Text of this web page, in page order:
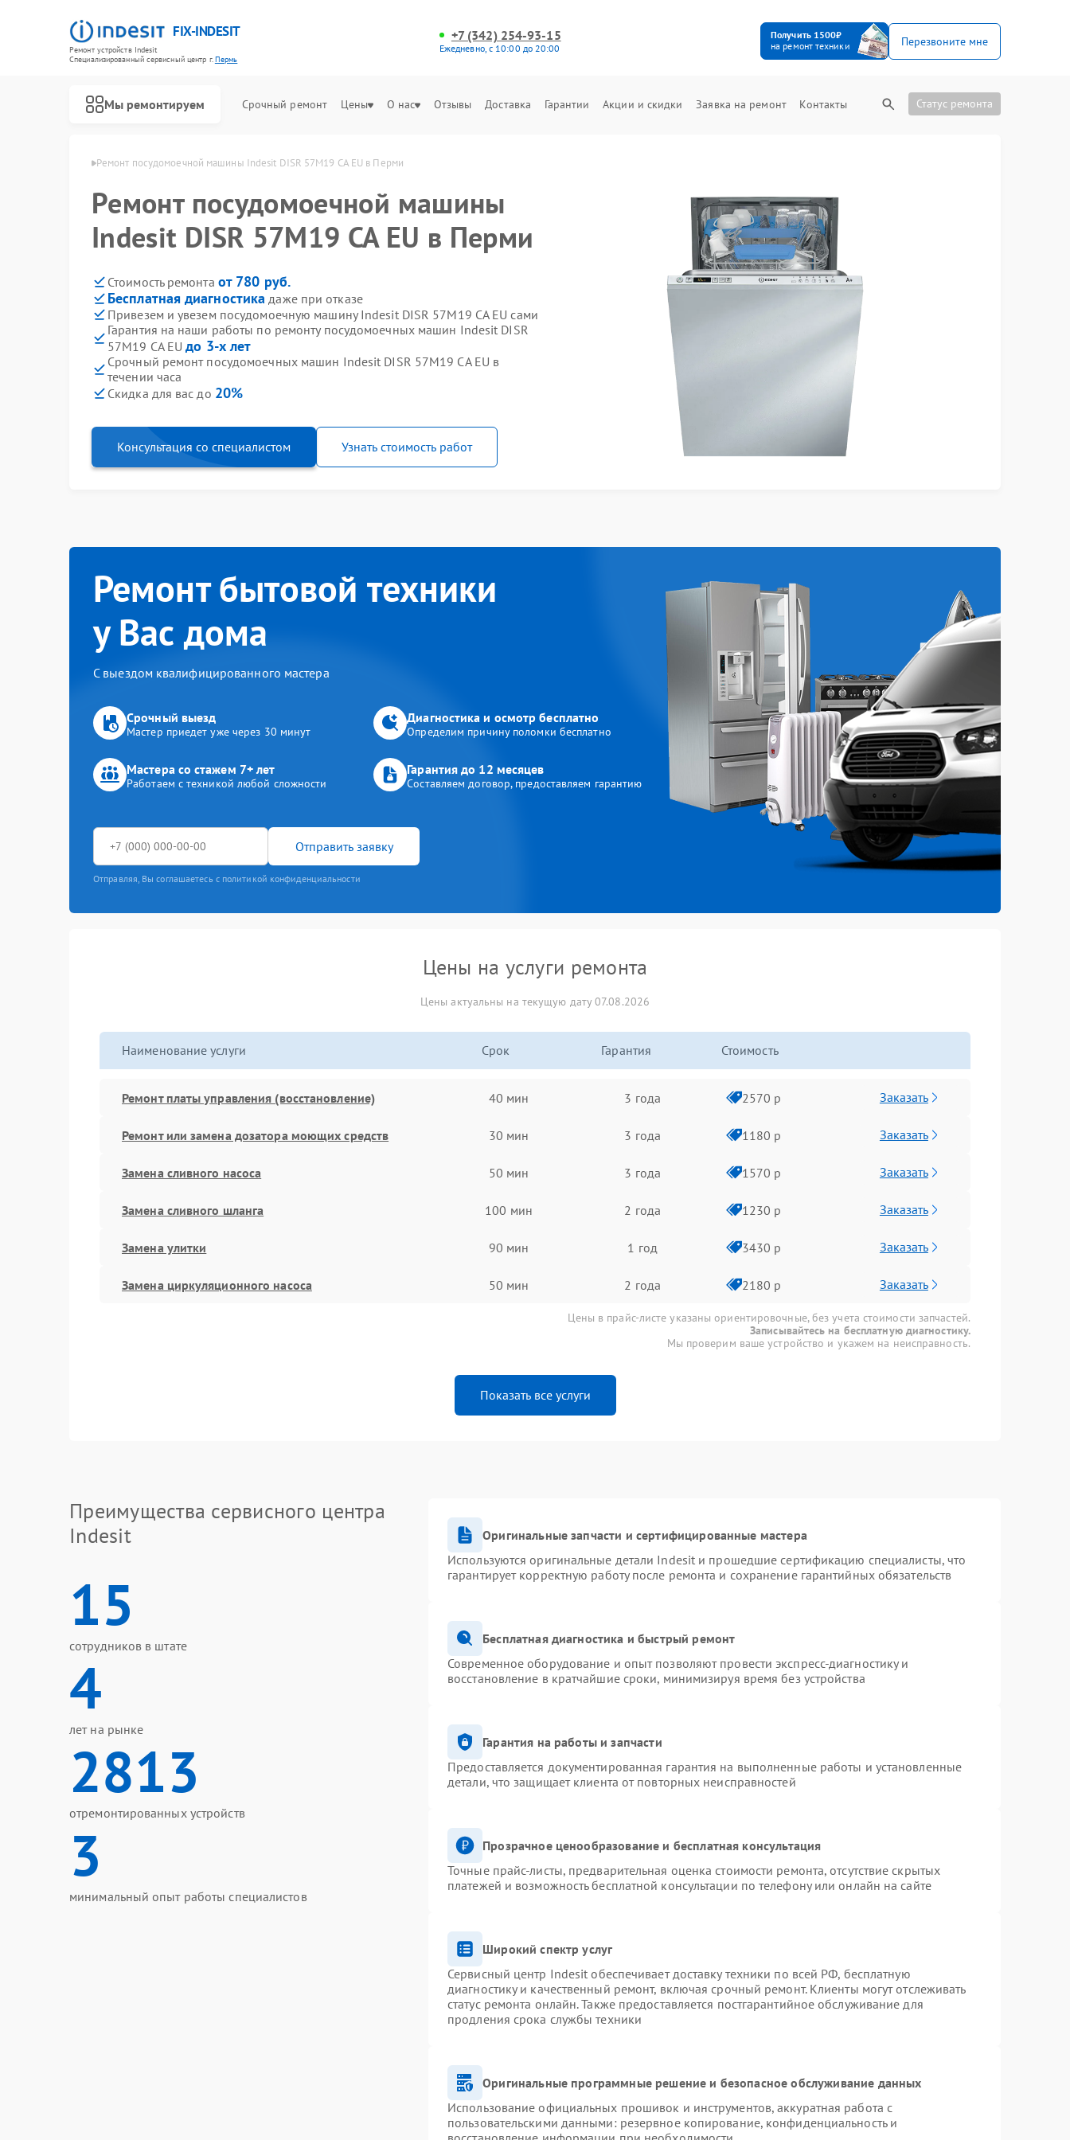
FIX-INDESIT
Ремонт устройств Indesit
Специализированный cервисный центр г.Пермь
+7 (342) 254-93-15
Ежедневно, с 10:00 до 20:00
Получить 1500₽
на ремонт техники
Перезвоните мне
Мы ремонтируем Срочный ремонт Цены О нас Отзывы Доставка Гарантии Акции и скидки Заявка на ремонт Контакты Статус ремонта
Ремонт посудомоечной машины Indesit DISR 57M19 CA EU в Перми
Ремонт посудомоечной машины
Indesit DISR 57M19 CA EU в Перми
Стоимость ремонта от 780 руб.
Бесплатная диагностика даже при отказе
Привезем и увезем посудомоечную машину Indesit DISR 57M19 CA EU сами
Гарантия на наши работы по ремонту посудомоечных машин Indesit DISR
57M19 CA EUдо 3-х лет
Срочный ремонт посудомоечных машин Indesit DISR 57M19 CA EU в
течении часа
Скидка для вас до 20%
Консультация со специалистом Узнать стоимость работ
Ремонт бытовой техники
у Вас дома
С выездом квалифицированного мастера
Срочный выезд
Мастер приедет уже через 30 минут
Диагностика и осмотр бесплатно
Определим причину поломки бесплатно
Мастера со стажем 7+ лет
Работаем с техникой любой сложности
Гарантия до 12 месяцев
Составляем договор, предоставляем гарантию
Отправить заявку
Отправляя, Вы соглашаетесь с политикой конфиденциальности
Цены на услуги ремонта
Цены актуальны на текущую дату 07.08.2026
Наименование услуги Срок Гарантия Стоимость
Ремонт платы управления (восстановление) 40 мин 3 года 2570 р Заказать
Ремонт или замена дозатора моющих средств 30 мин 3 года 1180 р Заказать
Замена сливного насоса 50 мин 3 года 1570 р Заказать
Замена сливного шланга 100 мин 2 года 1230 р Заказать
Замена улитки 90 мин 1 год 3430 р Заказать
Замена циркуляционного насоса 50 мин 2 года 2180 р Заказать
Цены в прайс-листе указаны ориентировочные, без учета стоимости запчастей.
Записывайтесь на бесплатную диагностику.
Мы проверим ваше устройство и укажем на неисправность.
Показать все услуги
Преимущества сервисного центра
Indesit
15
сотрудников в штате
4
лет на рынке
2813
отремонтированных устройств
3
минимальный опыт работы специалистов
Оригинальные запчасти и сертифицированные мастера
Используются оригинальные детали Indesit и прошедшие сертификацию специалисты, что
гарантирует корректную работу после ремонта и сохранение гарантийных обязательств
Бесплатная диагностика и быстрый ремонт
Современное оборудование и опыт позволяют провести экспресс-диагностику и
восстановление в кратчайшие сроки, минимизируя время без устройства
Гарантия на работы и запчасти
Предоставляется документированная гарантия на выполненные работы и установленные
детали, что защищает клиента от повторных неисправностей
Прозрачное ценообразование и бесплатная консультация
Точные прайс-листы, предварительная оценка стоимости ремонта, отсутствие скрытых
платежей и возможность бесплатной консультации по телефону или онлайн на сайте
Широкий спектр услуг
Сервисный центр Indesit обеспечивает доставку техники по всей РФ, бесплатную
диагностику и качественный ремонт, включая срочный ремонт. Клиенты могут отслеживать
статус ремонта онлайн. Также предоставляется постгарантийное обслуживание для
продления срока службы техники
Оригинальные программные решение и безопасное обслуживание данных
Использование официальных прошивок и инструментов, аккуратная работа с
пользовательскими данными: резервное копирование, конфиденциальность и